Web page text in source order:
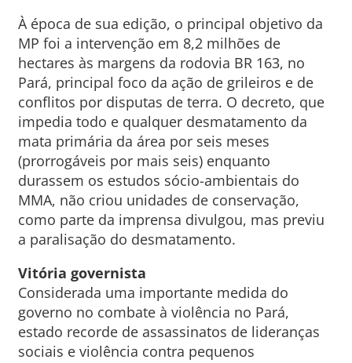
À época de sua edição, o principal objetivo da
MP foi a intervenção em 8,2 milhões de
hectares às margens da rodovia BR 163, no
Pará, principal foco da ação de grileiros e de
conflitos por disputas de terra. O decreto, que
impedia todo e qualquer desmatamento da
mata primária da área por seis meses
(prorrogáveis por mais seis) enquanto
durassem os estudos sócio-ambientais do
MMA, não criou unidades de conservação,
como parte da imprensa divulgou, mas previu
a paralisação do desmatamento.
Vitória governista
Considerada uma importante medida do
governo no combate à violência no Pará,
estado recorde de assassinatos de lideranças
sociais e violência contra pequenos